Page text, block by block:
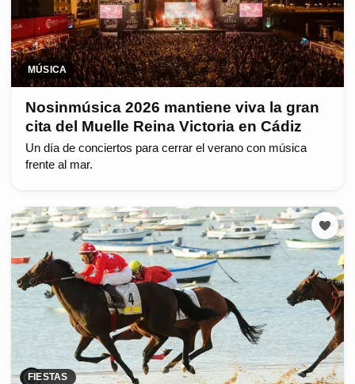
MÚSICA
Nosinmúsica 2026 mantiene viva la gran
cita del Muelle Reina Victoria en Cádiz
Un día de conciertos para cerrar el verano con música
frente al mar.
FIESTAS